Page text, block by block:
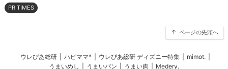
PR TIMES
ページの先頭へ
ウレぴあ総研 ハピママ* ウレぴあ総研 ディズニー特集 mimot.
うまいめし
うまいパン うまい肉 Medery.